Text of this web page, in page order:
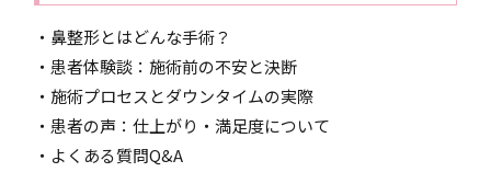
・鼻整形とはどんな手術？
・患者体験談：施術前の不安と決断
・施術プロセスとダウンタイムの実際
・患者の声：仕上がり・満足度について
・よくある質問Q&A